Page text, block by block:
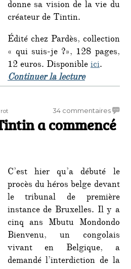
donne sa vision de la vie du
créateur de Tintin.
Édité chez Pardès, collection
« qui suis-je ?», 128 pages,
12 euros. Disponibleici.
Continuer la lecturede « «
34 commentairessur
Le
hier
a commencé
C’est hier qu’a débuté le
procès du héros belge devant
le tribunal de première
instance de Bruxelles. Il y a
cinq ans Mbutu Mondondo
Bienvenu, un congolais
vivant en Belgique, a
demandé l’interdiction de la